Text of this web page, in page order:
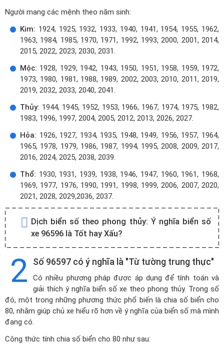
Người mang các mệnh theo năm sinh:
Kim: 1924, 1925, 1932, 1933, 1940, 1941, 1954, 1955, 1962,
1963, 1984, 1985, 1970, 1971, 1992, 1993, 2000, 2001, 2014,
2015, 2022, 2023, 2030, 2031.
Mộc: 1928, 1929, 1942, 1943, 1950, 1951, 1958, 1959, 1972,
1973, 1980, 1981, 1988, 1989, 2002, 2003, 2010, 2011, 2019,
2019, 2032, 2033, 2040, 2041.
Thủy: 1944, 1945, 1952, 1953, 1966, 1967, 1974, 1975, 1982,
1983, 1996, 1997, 2004, 2005, 2012, 2013, 2026, 2027.
Hỏa: 1926, 1927, 1934, 1935, 1948, 1949, 1956, 1957, 1964,
1965, 1978, 1979, 1986, 1987, 1994, 1995, 2008, 2009, 2017,
2016, 2024, 2025, 2038, 2039.
Thổ: 1930, 1931, 1939, 1938, 1946, 1947, 1960, 1961, 1968,
1969, 1977, 1976, 1990, 1991, 1998, 1999, 2006, 2007, 2020,
2021, 2028, 2029,2036, 2037.
Dịch biển số theo phong thủy: Ý nghĩa biển số
xe 96596 là Tốt hay Xấu?
2 Số 96597 có ý nghĩa là "Từ tường trung thực"
Có nhiều phương pháp được áp dụng để tính toán và
giải thích ý nghĩa biển số xe theo phong thủy. Trong số
đó, một trong những phương thức phổ biến là chia số biển cho
80, nhằm giúp chủ xe hiểu rõ hơn về ý nghĩa của biển số mà mình
đang có.
Công thức tính chia số biển cho 80 như sau: